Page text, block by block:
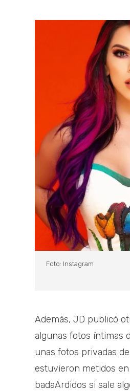
Foto: Instagram
Además, JD publicó
algunas fotos íntimas
unas fotos privadas
estuvieron metidos en
badaArdidos si sale